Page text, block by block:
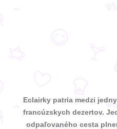
Eclairky patria medzi
francúzskych dezertov.
odpaľovaného cesta